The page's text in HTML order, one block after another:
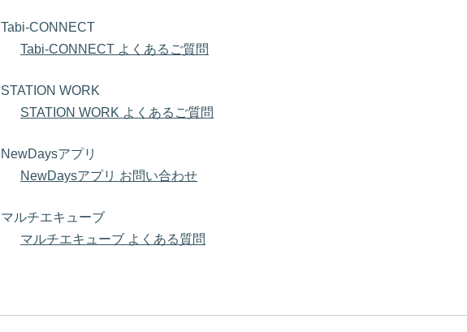
Tabi-CONNECT
Tabi-CONNECT よくあるご質問
STATION WORK
STATION WORK よくあるご質問
NewDaysアプリ
NewDaysアプリ お問い合わせ
マルチエキューブ
マルチエキューブ よくある質問